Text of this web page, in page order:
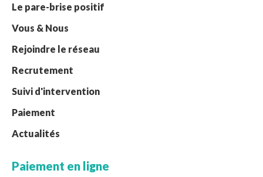
Le pare-brise positif
Vous & Nous
Rejoindre le réseau
Recrutement
Suivi d'intervention
Paiement
Actualités
Paiement en ligne